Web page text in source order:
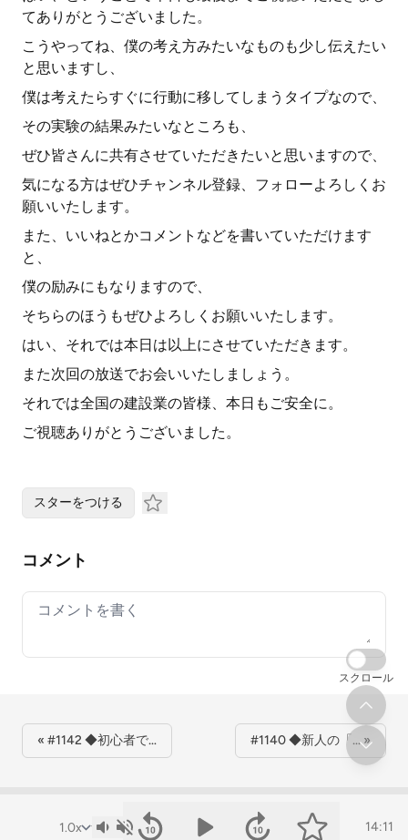
てありがとうございました。
こうやってね、僕の考え方みたいなものも少し伝えたい
と思いますし、
僕は考えたらすぐに行動に移してしまうタイプなので、
その実験の結果みたいなところも、
ぜひ皆さんに共有させていただきたいと思いますので、
気になる方はぜひチャンネル登録、フォローよろしくお
願いいたします。
また、いいねとかコメントなどを書いていただけます
と、
僕の励みにもなりますので、
そちらのほうもぜひよろしくお願いいたします。
はい、それでは本日は以上にさせていただきます。
また次回の放送でお会いいたしましょう。
それでは全国の建設業の皆様、本日もご安全に。
ご視聴ありがとうございました。
14:11
スターをつける
コメント
Your comment
« #1142 ◆初心者で… #1140 ◆新人の「… »
スクロール